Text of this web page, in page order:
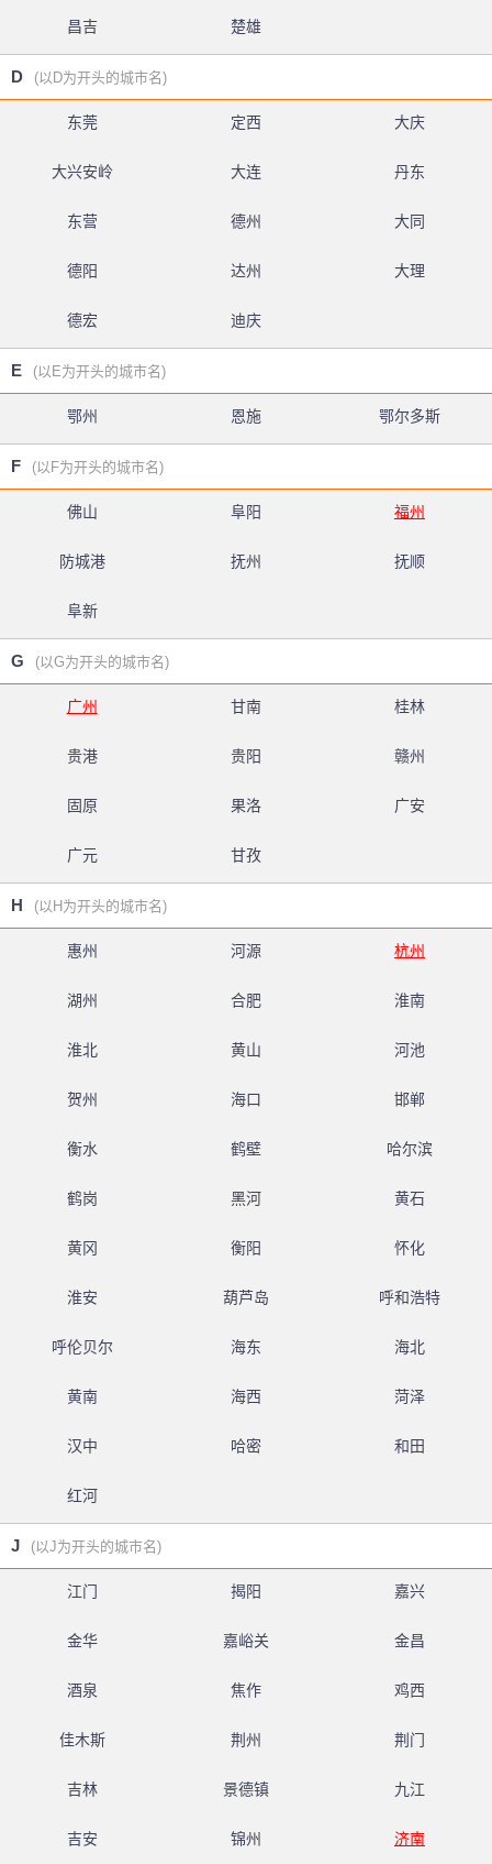
昌吉 楚雄
D (以D为开头的城市名)
东莞 定西 大庆
大兴安岭 大连 丹东
东营 德州 大同
德阳 达州 大理
德宏 迪庆
E (以E为开头的城市名)
鄂州 恩施 鄂尔多斯
F (以F为开头的城市名)
佛山 阜阳 福州
防城港 抚州 抚顺
阜新
G (以G为开头的城市名)
广州 甘南 桂林
贵港 贵阳 赣州
固原 果洛 广安
广元 甘孜
H (以H为开头的城市名)
惠州 河源 杭州
湖州 合肥 淮南
淮北 黄山 河池
贺州 海口 邯郸
衡水 鹤壁 哈尔滨
鹤岗 黑河 黄石
黄冈 衡阳 怀化
淮安 葫芦岛 呼和浩特
呼伦贝尔 海东 海北
黄南 海西 菏泽
汉中 哈密 和田
红河
J (以J为开头的城市名)
江门 揭阳 嘉兴
金华 嘉峪关 金昌
酒泉 焦作 鸡西
佳木斯 荆州 荆门
吉林 景德镇 九江
吉安 锦州 济南